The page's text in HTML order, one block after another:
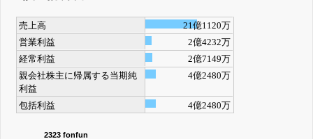
売上高
21億1120万
営業利益
2億4232万
経常利益
2億7149万
親会社株主に帰属する当期純
利益
4億2480万
包括利益 4億2480万
2323 fonfun